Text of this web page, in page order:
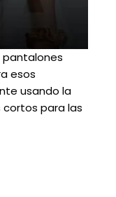
pantalones
esos
usando la
para las